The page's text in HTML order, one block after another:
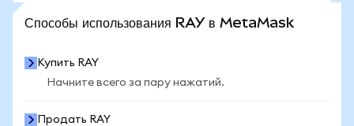
Способы использования RAY в MetaMask
Купить RAY
Начните всего за пару нажатий.
Продать RAY